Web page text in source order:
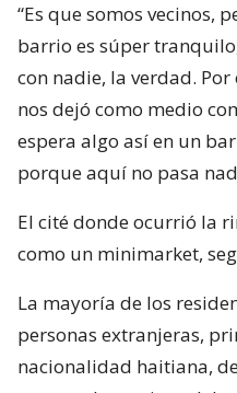
“Es que somos vecinos,
barrio es súper
con nadie, la verdad.
nos dejó como medio
espera algo así en un
porque aquí no pasa
El cité donde ocurrió la
como un minimarket,
La mayoría de los
personas extranjeras,
nacionalidad haitiana,